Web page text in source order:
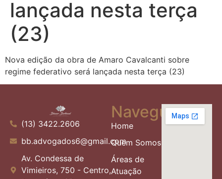
lançada nesta terça
(23)
Nova edição da obra de Amaro Cavalcanti sobre
regime federativo será lançada nesta terça (23)
(13) 3422.2606
bb.advogados6@gmail.com
Av. Condessa de
Vimieiros, 750 - Centro,
Navegue
Home
Quem Somos
Áreas de
Atuação